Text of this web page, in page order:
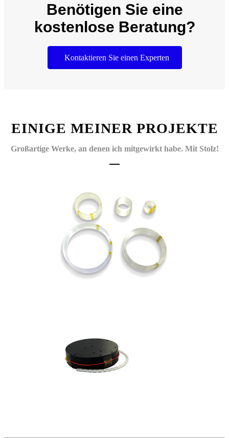
Benötigen Sie eine
kostenlose Beratung?
Kontaktieren Sie einen Experten
EINIGE MEINER PROJEKTE
Großartige Werke, an denen ich mitgewirkt habe. Mit Stolz!